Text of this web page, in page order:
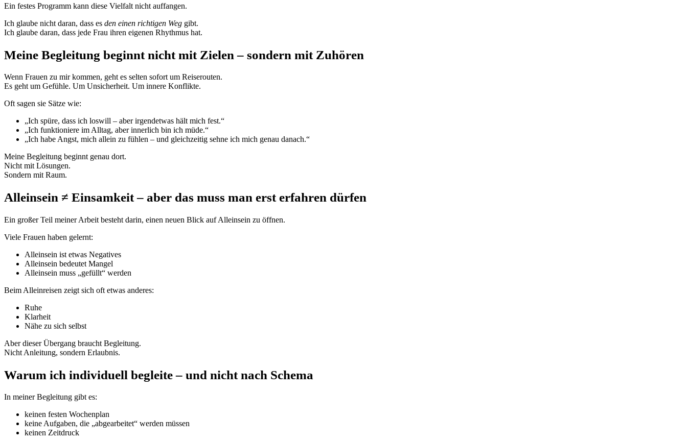
Ein festes Programm kann diese Vielfalt nicht auffangen.
Ich glaube nicht daran, dass es den einen richtigen Weg gibt.
Ich glaube daran, dass jede Frau ihren eigenen Rhythmus hat.
Meine Begleitung beginnt nicht mit Zielen – sondern mit Zuhören
Wenn Frauen zu mir kommen, geht es selten sofort um Reiserouten.
Es geht um Gefühle. Um Unsicherheit. Um innere Konflikte.
Oft sagen sie Sätze wie:
„Ich spüre, dass ich loswill – aber irgendetwas hält mich fest.“
„Ich funktioniere im Alltag, aber innerlich bin ich müde.“
„Ich habe Angst, mich allein zu fühlen – und gleichzeitig sehne ich mich genau danach.“
Meine Begleitung beginnt genau dort.
Nicht mit Lösungen.
Sondern mit Raum.
Alleinsein ≠ Einsamkeit – aber das muss man erst erfahren dürfen
Ein großer Teil meiner Arbeit besteht darin, einen neuen Blick auf Alleinsein zu öffnen.
Viele Frauen haben gelernt:
Alleinsein ist etwas Negatives
Alleinsein bedeutet Mangel
Alleinsein muss „gefüllt“ werden
Beim Alleinreisen zeigt sich oft etwas anderes:
Ruhe
Klarheit
Nähe zu sich selbst
Aber dieser Übergang braucht Begleitung.
Nicht Anleitung, sondern Erlaubnis.
Warum ich individuell begleite – und nicht nach Schema
In meiner Begleitung gibt es:
keinen festen Wochenplan
keine Aufgaben, die „abgearbeitet“ werden müssen
keinen Zeitdruck